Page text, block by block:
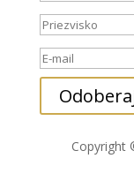
Copyright